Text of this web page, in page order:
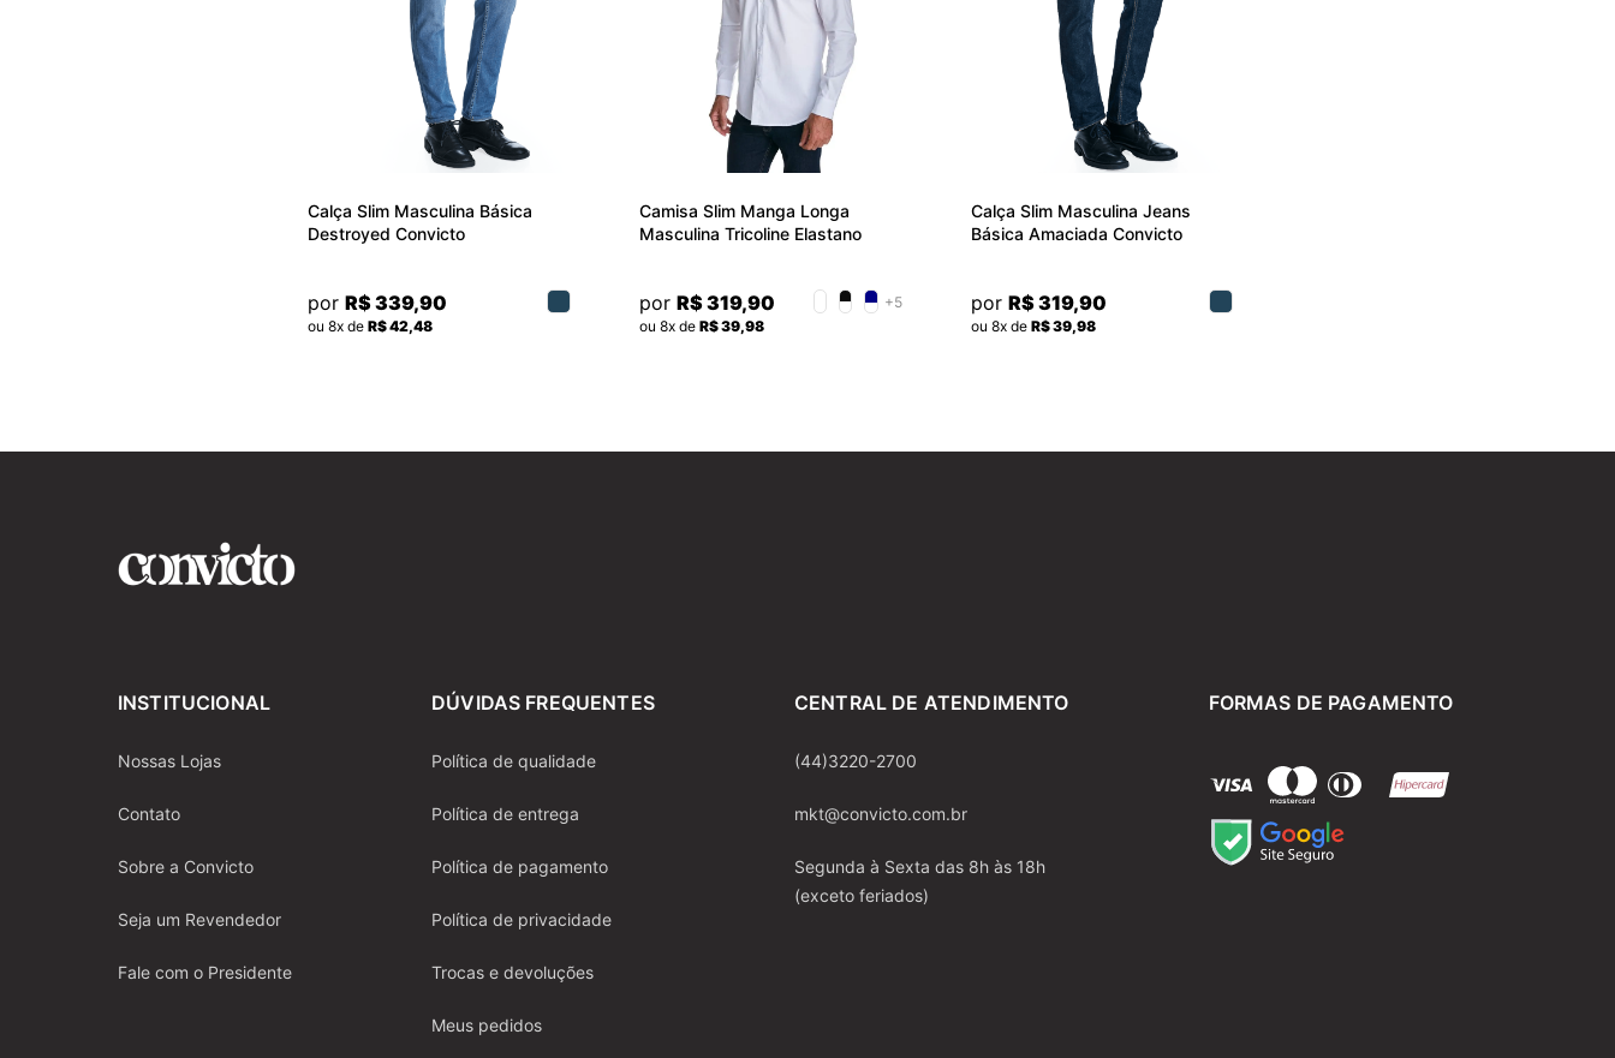
Calça Slim Masculina Básica
Destroyed Convicto
por R$ 339,90
ou 8x de R$ 42,48
Camisa Slim Manga Longa
Masculina Tricoline Elastano
por R$ 319,90
ou 8x de R$ 39,98
+5
Calça Slim Masculina Jeans
Básica Amaciada Convicto
por R$ 319,90
ou 8x de R$ 39,98
INSTITUCIONAL
Nossas Lojas
Contato
Sobre a Convicto
Seja um Revendedor
Fale com o Presidente
DÚVIDAS FREQUENTES
Política de qualidade
Política de entrega
Política de pagamento
Política de privacidade
Trocas e devoluções
Meus pedidos
CENTRAL DE ATENDIMENTO
(44)3220-2700
mkt@convicto.com.br
Segunda à Sexta das 8h às 18h
(exceto feriados)
FORMAS DE PAGAMENTO